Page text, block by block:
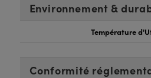
Environnement &
Température
Conformité